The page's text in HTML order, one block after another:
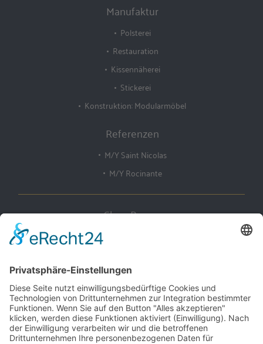
Manufaktur
Polsterei
Restauration
Kissennäherei
Stickerei
Konstruktion: Modularmöbel
Referenzen
M/Y Saint Nicolas
M/Y Rocinante
Claus Bruns
Yachtausstattung
D-28719 Bremen, Germany
Tel: +49 421 63 17 75
Fax: +49 421 63 65 150
www.bruns-deco.com